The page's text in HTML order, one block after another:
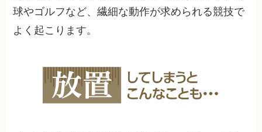
球やゴルフなど、繊細な動作が求められる競技で
よく起こります。